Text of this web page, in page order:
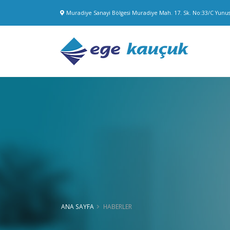
Muradiye Sanayi Bölgesi Muradiye Mah. 17. Sk. No:33/C
ANA SAYFA HABERLER